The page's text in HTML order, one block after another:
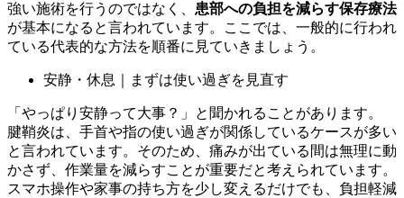
強い施術を行うのではなく、 患部への負担を減らす保存療法
が基本になると言われています。ここでは、一般的に行われ
ている代表的な方法を順番に見ていきましょう。
安静・休息｜まずは使い過ぎを見直す
「やっぱり安静って大事？」と聞かれることがあります。
腱鞘炎は、手首や指の使い過ぎが関係しているケースが多い
と言われています。そのため、痛みが出ている間は無理に動
かさず、作業量を減らすことが重要だと考えられています。
スマホ操作や家事の持ち方を少し変えるだけでも、負担軽減